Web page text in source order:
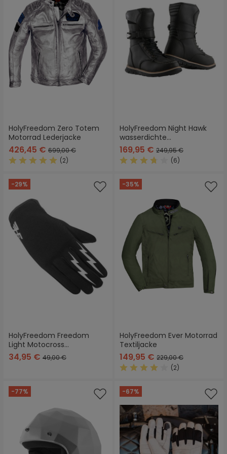
HolyFreedom Zero Totem
Motorrad Lederjacke
426,45 € 699,00 €
(2)
HolyFreedom Night Hawk
wasserdichte
Motorradstiefel
169,95 € 249,95 €
(6)
-29%
HolyFreedom Freedom
Light Motocross
Handschuhe
34,95 € 49,00 €
-35%
HolyFreedom Ever Motorrad
Textiljacke
149,95 € 229,00 €
(2)
-77% -67%